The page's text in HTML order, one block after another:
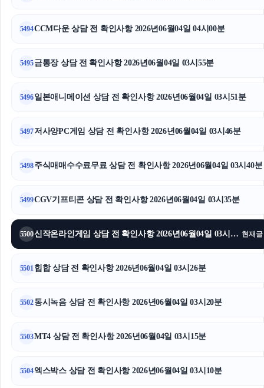
5494CCM다운 상담 전 확인사항 2026년06월04일 04시00분
5495금통장 상담 전 확인사항 2026년06월04일 03시55분
5496일본애니메이션 상담 전 확인사항 2026년06월04일 03시51분
5497저사양PC게임 상담 전 확인사항 2026년06월04일 03시46분
5498주식매매수수료무료 상담 전 확인사항 2026년06월04일 03시40분
5499CGV기프티콘 상담 전 확인사항 2026년06월04일 03시35분
5500 신작온라인게임 상담 전 확인사항 2026년06월04일 03시31분 현재글
5501 힙합 상담 전 확인사항 2026년06월04일 03시26분
5502동시녹음 상담 전 확인사항 2026년06월04일 03시20분
5503MT4 상담 전 확인사항 2026년06월04일 03시15분
5504엑스박스 상담 전 확인사항 2026년06월04일 03시10분